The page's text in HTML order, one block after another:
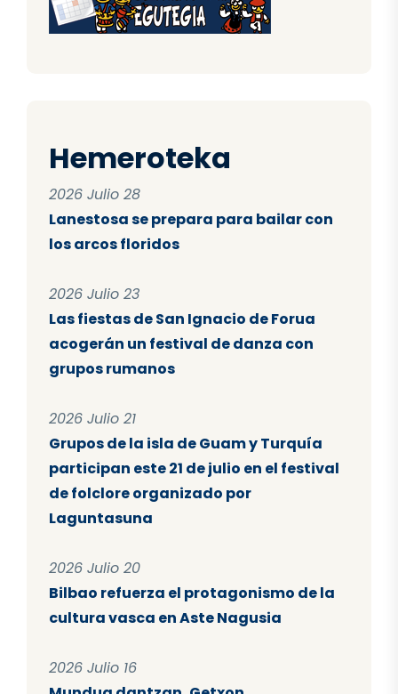
Hemeroteka
2026 Julio 28
Lanestosa se prepara para bailar con
los arcos floridos
2026 Julio 23
Las fiestas de San Ignacio de Forua
acogerán un festival de danza con
grupos rumanos
2026 Julio 21
Grupos de la isla de Guam y Turquía
participan este 21 de julio en el festival
de folclore organizado por
Laguntasuna
2026 Julio 20
Bilbao refuerza el protagonismo de la
cultura vasca en Aste Nagusia
2026 Julio 16